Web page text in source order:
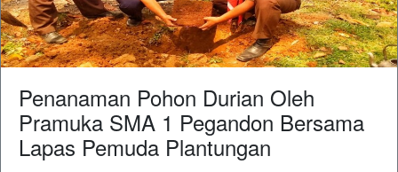
Penanaman Pohon Durian Oleh
Pramuka SMA 1 Pegandon Bersama
Lapas Pemuda Plantungan